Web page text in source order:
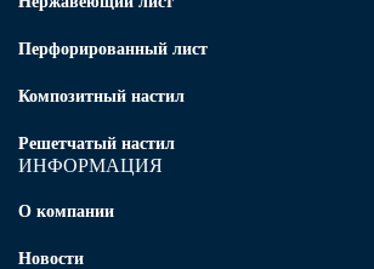
Перфорированный лист
Композитный настил
Решетчатый настил
ИНФОРМАЦИЯ
О компании
Новости